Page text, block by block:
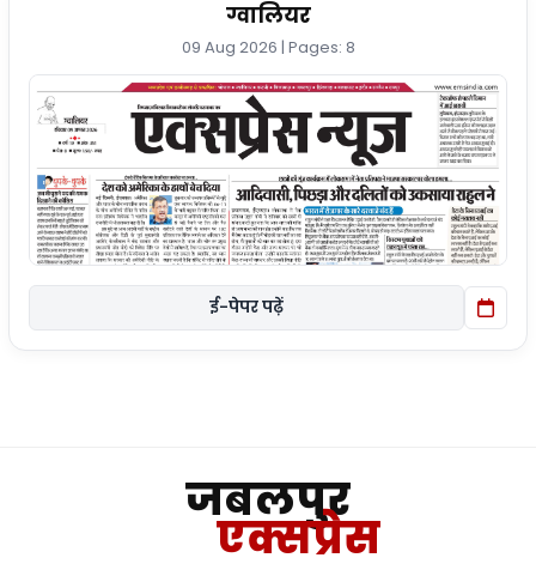
ग्वालियर
09 Aug 2026 | Pages: 8
ई-पेपर पढ़ें
जबलपुर
एक्सप्रेस